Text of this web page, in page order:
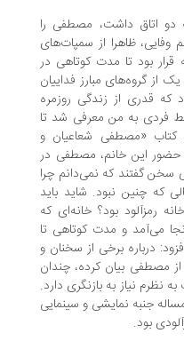
داشت، مصطفی را
ظاهرا از سمپات‌های
تا مدت کوتاهی در
مبارز فداییان
از زندگی روزمره
به من معرفی شد تا
شعاعیان و
این خانم، مصطفی در
که نمی‌دانم چرا
نبود. شاید باید
بود؟ خانه‌ای که
و مدت کوتاهی تا
برخی از سخنان و
بیان کرده، چندان
به بازنگری دارد.
نمایشی و سینمایی